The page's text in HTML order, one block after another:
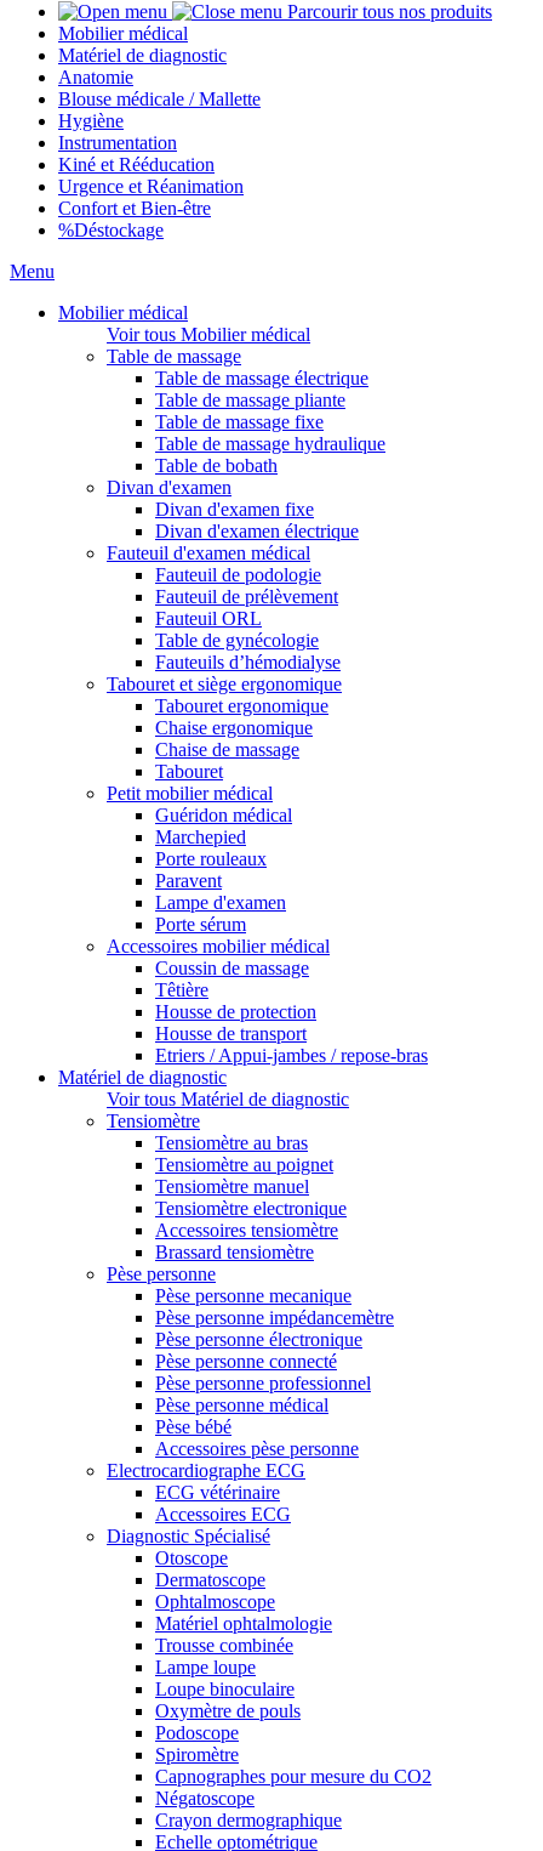
Parcourir tous nos produits
Mobilier médical
Matériel de diagnostic
Anatomie
Blouse médicale / Mallette
Hygiène
Instrumentation
Kiné et Rééducation
Urgence et Réanimation
Confort et Bien-être
%Déstockage
Menu
Mobilier médical
Voir tous Mobilier médical
Table de massage
Table de massage électrique
Table de massage pliante
Table de massage fixe
Table de massage hydraulique
Table de bobath
Divan d'examen
Divan d'examen fixe
Divan d'examen électrique
Fauteuil d'examen médical
Fauteuil de podologie
Fauteuil de prélèvement
Fauteuil ORL
Table de gynécologie
Fauteuils d’hémodialyse
Tabouret et siège ergonomique
Tabouret ergonomique
Chaise ergonomique
Chaise de massage
Tabouret
Petit mobilier médical
Guéridon médical
Marchepied
Porte rouleaux
Paravent
Lampe d'examen
Porte sérum
Accessoires mobilier médical
Coussin de massage
Têtière
Housse de protection
Housse de transport
Etriers / Appui-jambes / repose-bras
Matériel de diagnostic
Voir tous Matériel de diagnostic
Tensiomètre
Tensiomètre au bras
Tensiomètre au poignet
Tensiomètre manuel
Tensiomètre electronique
Accessoires tensiomètre
Brassard tensiomètre
Pèse personne
Pèse personne mecanique
Pèse personne impédancemètre
Pèse personne électronique
Pèse personne connecté
Pèse personne professionnel
Pèse personne médical
Pèse bébé
Accessoires pèse personne
Electrocardiographe ECG
ECG vétérinaire
Accessoires ECG
Diagnostic Spécialisé
Otoscope
Dermatoscope
Ophtalmoscope
Matériel ophtalmologie
Trousse combinée
Lampe loupe
Loupe binoculaire
Oxymètre de pouls
Podoscope
Spiromètre
Capnographes pour mesure du CO2
Négatoscope
Crayon dermographique
Echelle optométrique